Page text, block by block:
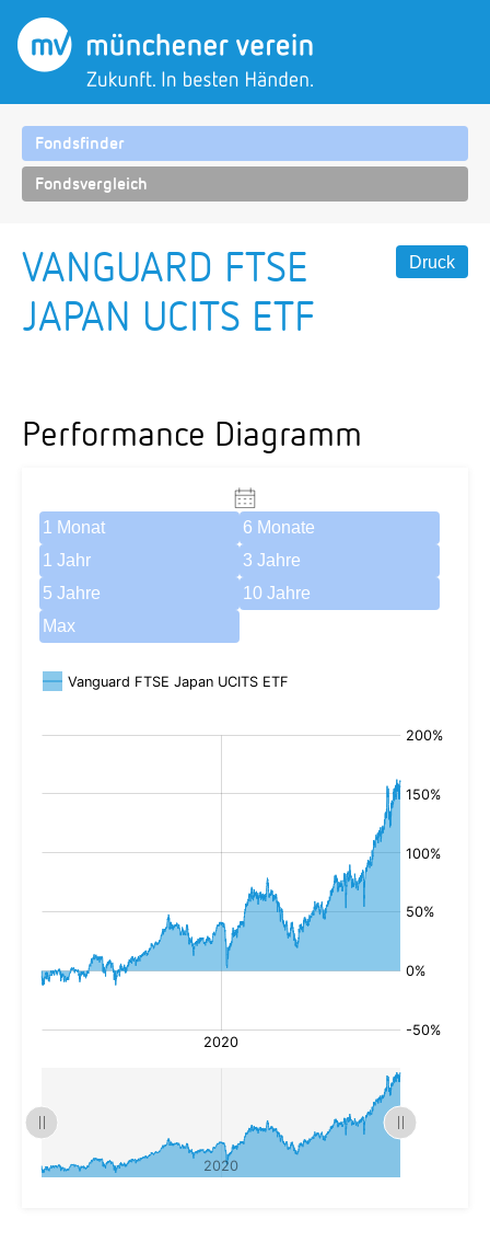
Fondsfinder
Fondsvergleich
VANGUARD FTSE
JAPAN UCITS ETF
Druck
Performance Diagramm
1 Monat
6 Monate
1 Jahr
3 Jahre
5 Jahre
10 Jahre
Max